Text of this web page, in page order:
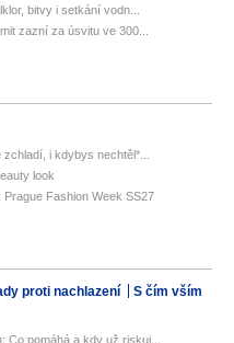
bitvy i setkání vodn...
zazní za úsvitu ve 300...
i kdybys nechtěl*...
look
Fashion Week SS27
proti nachlazení
S čím vším
pomáhá a kdy už riskuj...